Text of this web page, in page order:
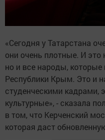
«Сегодня у Татарстана
они очень плотные. И
но и все народы,
Республики Крым. Это и
студенческими кадрами,
культурные», - сказала
в том, что Керченский
которая даст